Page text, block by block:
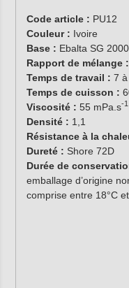
Code article : PU12
Couleur : Ivoire
Base : Ebalta SG 2000
Rapport de mélange :
Temps de travail : 7
Temps de cuisson :
Viscosité : 55 mPa.s-1
Densité : 1,1
Résistance à la
Dureté : Shore 72D
Durée de
emballage d’origine
comprise entre 18°C